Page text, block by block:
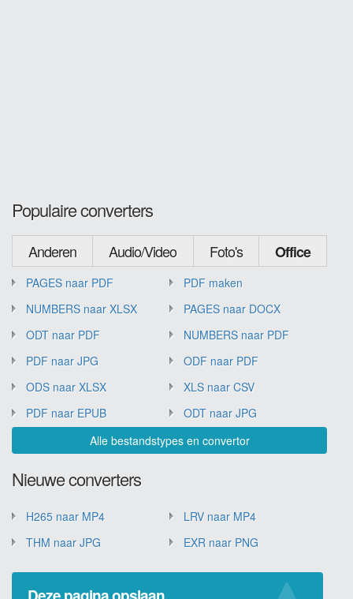
Populaire converters
Anderen Audio/Video Foto's Office
PAGES naar PDF
PDF maken
NUMBERS naar XLSX
PAGES naar DOCX
ODT naar PDF
NUMBERS naar PDF
PDF naar JPG
ODF naar PDF
ODS naar XLSX
XLS naar CSV
PDF naar EPUB
ODT naar JPG
Alle bestandstypes en convertor
Nieuwe converters
H265 naar MP4
LRV naar MP4
THM naar JPG
EXR naar PNG